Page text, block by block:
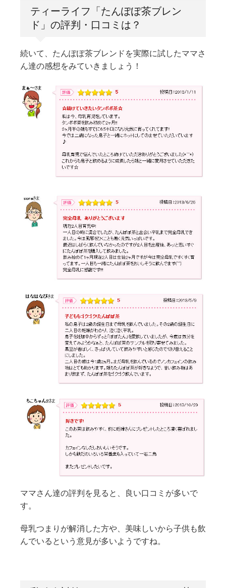
ティーライフ「たんぽぽ茶ブレン
ド」の評判・口コミは？
続いて、たんぽぽ茶ブレンドを実際に試したママさ
ん達の感想をみていきましょう！
ママさん達の評判を見ると、良い口コミが多いで
す。
母乳つまりが解消した方や、美味しいから子供も飲
んでいるという意見が多いようですね。